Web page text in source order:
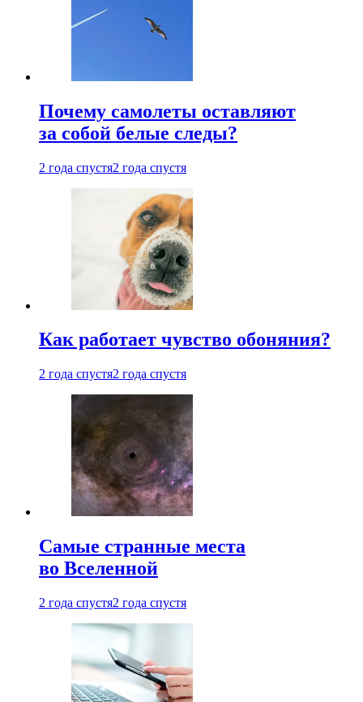
Почему самолеты оставляют
за собой белые следы?
2 года спустя2 года спустя
Как работает чувство обоняния?
2 года спустя2 года спустя
Самые странные места
во Вселенной
2 года спустя2 года спустя